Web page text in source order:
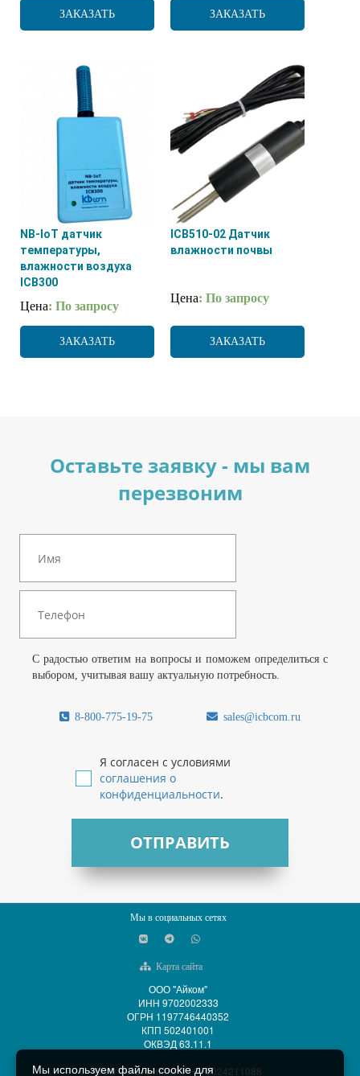
ЗАКАЗАТЬ ЗАКАЗАТЬ
NB-IоT датчик
температуры,
влажности воздуха
ICB300
Цена: По запросу
ЗАКАЗАТЬ
ICB510-02 Датчик
влажности почвы
Цена: По запросу
ЗАКАЗАТЬ
Оставьте заявку - мы вам
перезвоним
С радостью ответим на вопросы и поможем определиться с
выбором, учитывая вашу актуальную потребность.
8-800-775-19-75 sales@icbcom.ru
Я согласен с условиями
соглашения о
конфиденциальности.
ОТПРАВИТЬ
Мы в социальных сетях
Карта сайта
ООО "Айком"
ИНН 9702002333
ОГРН 1197746440352
КПП 502401001
ОКВЭД 63.11.1
ООО "АйСиБиКом" ИНН 5024211088
Мы используем файлы cookie для